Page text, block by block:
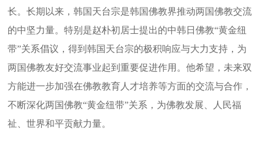
长。长期以来，韩国天台宗是韩国佛教界推动两国佛教交流
的中坚力量。特别是赵朴初居士提出的中韩日佛教“黄金纽
带”关系倡议，得到韩国天台宗的极积响应与大力支持，为
两国佛教友好交流事业起到重要促进作用。他希望，未来双
方能进一步加强在佛教教育人才培养等方面的交流与合作，
不断深化两国佛教“黄金纽带”关系，为佛教发展、人民福
祉、世界和平贡献力量。